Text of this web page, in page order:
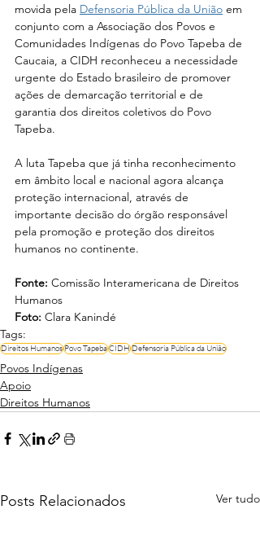
movida pela Defensoria Pública da União em
conjunto com a Associação dos Povos e
Comunidades Indígenas do Povo Tapeba de
Caucaia, a CIDH reconheceu a necessidade
urgente do Estado brasileiro de promover
ações de demarcação territorial e de
garantia dos direitos coletivos do Povo
Tapeba.
A luta Tapeba que já tinha reconhecimento
em âmbito local e nacional agora alcança
proteção internacional, através de
importante decisão do órgão responsável
pela promoção e proteção dos direitos
humanos no continente.
Fonte: Comissão Interamericana de Direitos
Humanos
Foto: Clara Kanindé
Tags:
Direitos HumanosPovo TapebaCIDHDefensoria Pública da União
Povos Indígenas
Apoio
Direitos Humanos
Posts Relacionados Ver tudo